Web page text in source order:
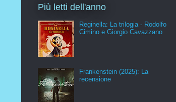
Più letti dell'anno
Reginella: La trilogia - Rodolfo
Cimino e Giorgio Cavazzano
Frankenstein (2025): La
recensione